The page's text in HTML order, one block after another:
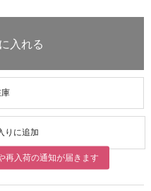
りに追加
再入荷の通知が届きます